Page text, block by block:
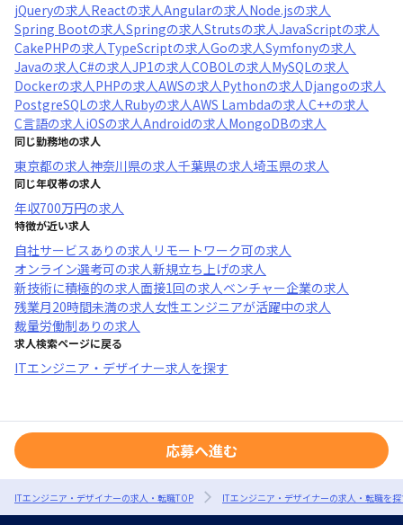
jQueryの求人Reactの求人Angularの求人Node.jsの求人
Spring Bootの求人Springの求人Strutsの求人JavaScriptの求人
CakePHPの求人TypeScriptの求人Goの求人Symfonyの求人
Javaの求人C#の求人JP1の求人COBOLの求人MySQLの求人
Dockerの求人PHPの求人AWSの求人Pythonの求人Djangoの求人
PostgreSQLの求人Rubyの求人AWS Lambdaの求人C++の求人
C言語の求人iOSの求人Androidの求人MongoDBの求人
同じ勤務地の求人
東京都の求人神奈川県の求人千葉県の求人埼玉県の求人
同じ年収帯の求人
年収700万円の求人
特徴が近い求人
自社サービスあり の求人 リモートワーク可の求人
オンライン選考可の求人新規立ち上げの求人
新技術に積極的の求人面接1回の求人ベンチャー企業の求人
残業月20時間未満の求人女性エンジニアが活躍中の求人
裁量労働制あり の求人
求人検索ページに戻る
ITエンジニア・デザイナー求人を探す
応募へ進む
ITエンジニア・デザイナーの求人・転職TOP ITエンジニア・デザイナーの求人・転職を